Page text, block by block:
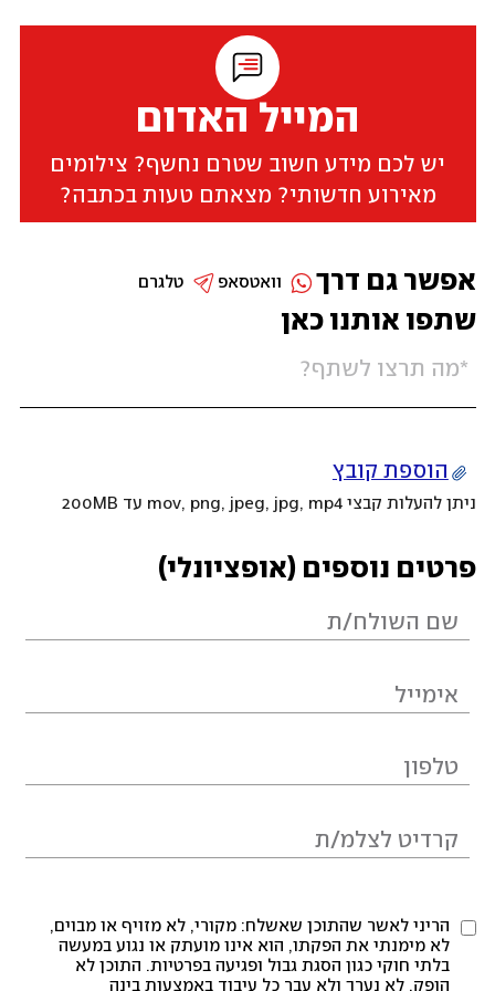
המייל האדום
יש לכם מידע חשוב שטרם נחשף? צילומים
מאירוע חדשותי? מצאתם טעות בכתבה?
שתפו אותנו כאן
הוספת קובץ
ניתן להעלות קבצי mov, png, jpeg, jpg, mp4 עד 200MB
פרטים נוספים (אופציונלי)
הריני לאשר שהתוכן שאשלח: מקורי, לא מזויף או מבוים,
לא מימנתי את הפקתו, הוא אינו מועתק או נגוע במעשה
בלתי חוקי כגון הסגת גבול ופגיעה בפרטיות. התוכן לא
הופק, לא נערך ולא עבר כל עיבוד באמצעות בינה
אפשר גם דרך טלגרם וואטסאפ